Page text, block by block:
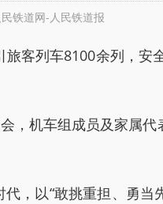
铁道网-人民铁道报
客列车8100余列，安
机车组成员及家属
以“敢挑重担、勇当